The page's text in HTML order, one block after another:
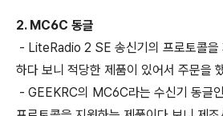
2. MC6C 동글
- LiteRadio 2 SE 송신기의 프로토콜을
하다 보니 적당한 제품이 있어서 주문을
- GEEKRC의 MC6C라는 수신기 동글